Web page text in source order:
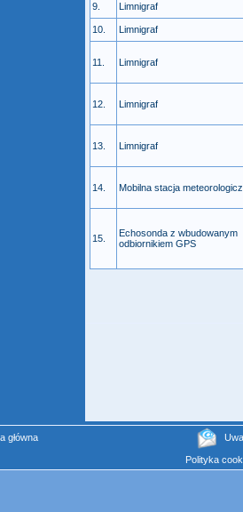
9. Limnigraf
10. Limnigraf
11. Limnigraf
12. Limnigraf
13. Limnigraf
14. Mobilna stacja
15.
Echosonda z wbudowanym
odbiornikiem GPS
główna
Polityka